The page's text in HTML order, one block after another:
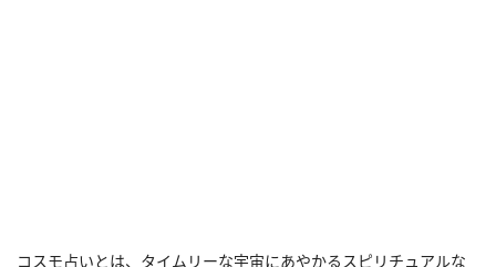
コスモ占いとは、タイムリーな宇宙にあやかるスピリチュアルな